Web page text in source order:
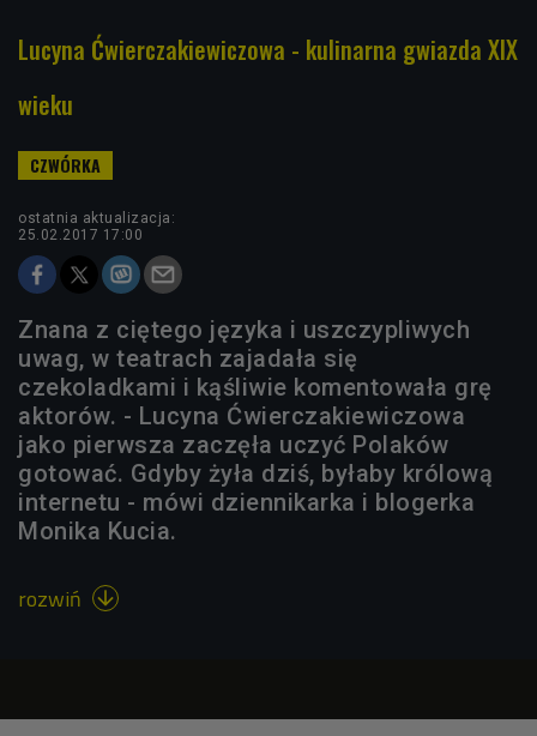
Lucyna Ćwierczakiewiczowa - kulinarna gwiazda XIX
wieku
ostatnia aktualizacja:
25.02.2017 17:00
Znana z ciętego języka i uszczypliwych
uwag, w teatrach zajadała się
czekoladkami i kąśliwie komentowała grę
aktorów. - Lucyna Ćwierczakiewiczowa
jako pierwsza zaczęła uczyć Polaków
gotować. Gdyby żyła dziś, byłaby królową
internetu - mówi dziennikarka i blogerka
Monika Kucia.
rozwiń 